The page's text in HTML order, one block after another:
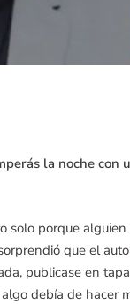
la noche con
solo porque
que el
publicase en
debía de hacer